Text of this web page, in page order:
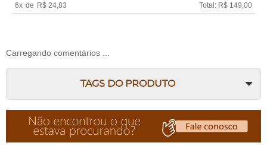
6x de R$ 24,83 Total: R$ 149,00
Carregando comentários ...
TAGS DO PRODUTO